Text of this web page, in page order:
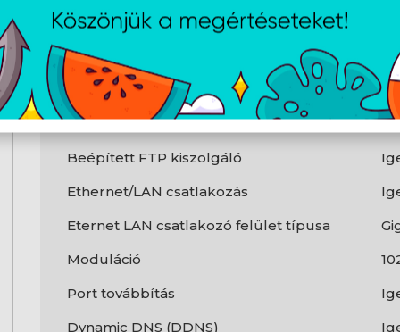
Wi-Fi sáv
Hálózat
Beépített FTP kiszolgáló
Ethernet/LAN csatlakozás
Eternet LAN csatlakozó felület típusa
Moduláció
Port továbbítás
Dynamic DNS (DDNS)